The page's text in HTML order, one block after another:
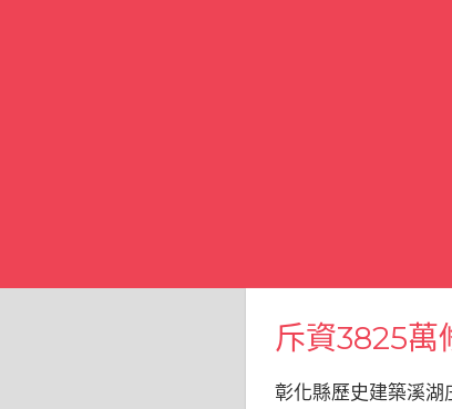
斥資3825萬
彰化縣歷史建築溪